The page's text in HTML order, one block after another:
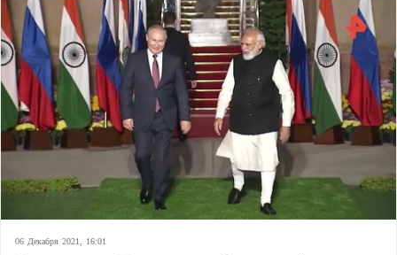
06 Декабря 2021, 16:01